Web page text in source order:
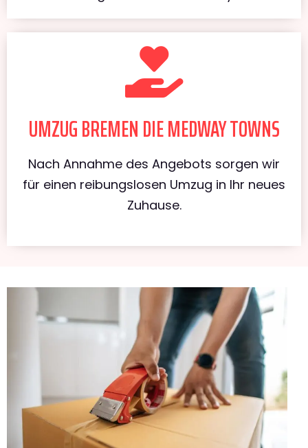
UMZUG BREMEN DIE MEDWAY TOWNS
Nach Annahme des Angebots sorgen wir
für einen reibungslosen Umzug in Ihr neues
Zuhause.